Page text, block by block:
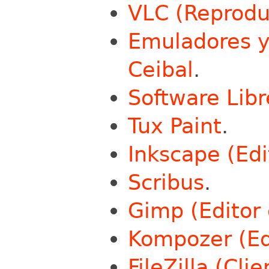
VLC
Emuladores
Ceibal .
Software
Tux Paint.
Inkscape
Scribus.
Gimp
Kompozer